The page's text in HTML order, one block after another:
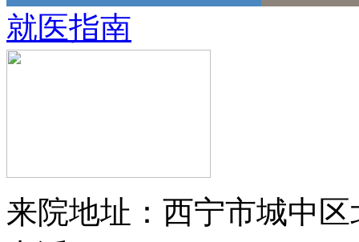
就医指南
来院地址：西宁市城中区